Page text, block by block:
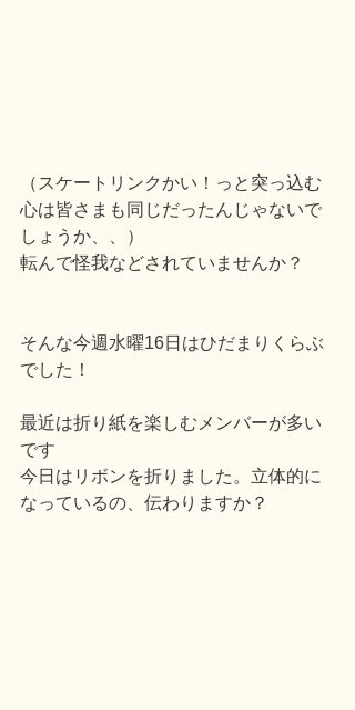
（スケートリンクかい！っと突っ込む
心は皆さまも同じだったんじゃないで
しょうか、、）
転んで怪我などされていませんか？
そんな今週水曜16日はひだまりくらぶ
でした！
最近は折り紙を楽しむメンバーが多い
です
今日はリボンを折りました。立体的に
なっているの、伝わりますか？